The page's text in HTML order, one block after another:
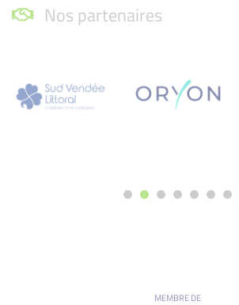
Nos partenaires
MEMBRE DE